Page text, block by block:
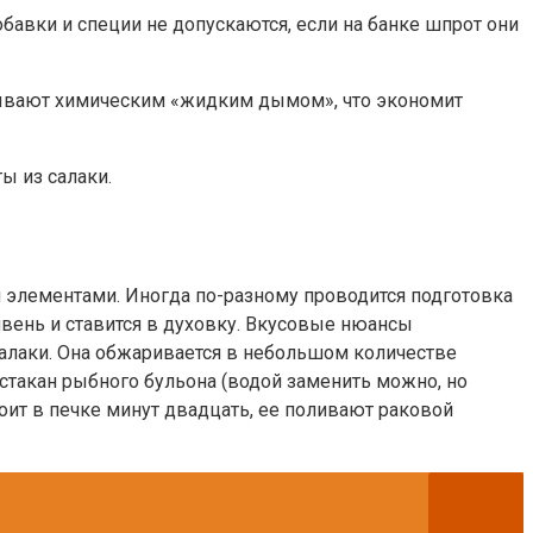
и специи не допускаются, если на банке шпрот они
химическим «жидким дымом», что экономит
из салаки.
Иногда по-разному проводится подготовка
и ставится в духовку. Вкусовые нюансы
Она обжаривается в небольшом количестве
рыбного бульона (водой заменить можно, но
в печке минут двадцать, ее поливают раковой